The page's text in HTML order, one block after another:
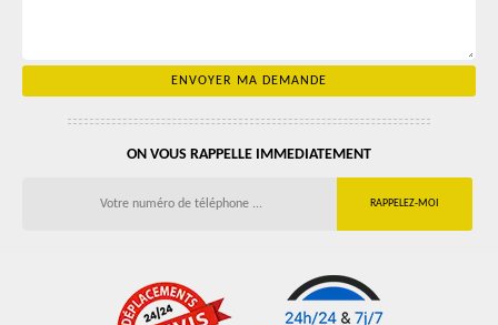
ON VOUS RAPPELLE IMMEDIATEMENT